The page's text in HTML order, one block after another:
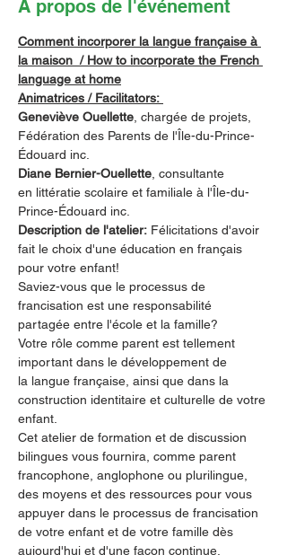
À propos de l'événement
Comment incorporer la langue française à
la maison  / How to incorporate the French
language at home
Animatrices / Facilitators:
Geneviève Ouellette , chargée de projets,
Fédération des Parents de l'Île-du-Prince-
Édouard inc.
Diane Bernier-Ouellette , consultante
en littératie scolaire et familiale à l'Île-du-
Prince-Édouard inc.
Description de l'atelier: Félicitations d'avoir
fait le choix d'une éducation en français
pour votre enfant!
Saviez-vous que le processus de
francisation est une responsabilité
partagée entre l'école et la famille?
Votre rôle comme parent est tellement
important dans le développement de
la langue française, ainsi que dans la
construction identitaire et culturelle de votre
enfant.
Cet atelier de formation et de discussion
bilingues vous fournira, comme parent
francophone, anglophone ou plurilingue,
des moyens et des ressources pour vous
appuyer dans le processus de francisation
de votre enfant et de votre famille dès
aujourd'hui et d'une façon continue.